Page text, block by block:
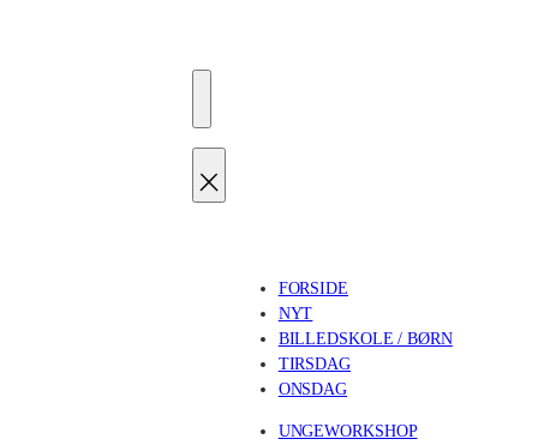
FORSIDE
NYT
BILLEDSKOLE / BØRN
TIRSDAG
ONSDAG
UNGEWORKSHOP